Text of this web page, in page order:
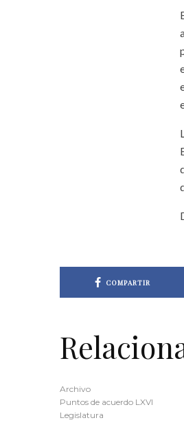
COMPARTIR
Archivo
Puntos de acuerdo LXVI
Legislatura